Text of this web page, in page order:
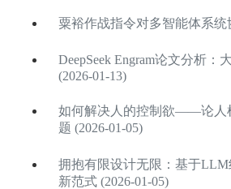
粟裕作战指令对多智能体系统
DeepSeek Engram论文分析：
(2026-01-13)
如何解决人的控制欲——论人
题 (2026-01-05)
拥抱有限设计无限：基于
新范式 (2026-01-05)